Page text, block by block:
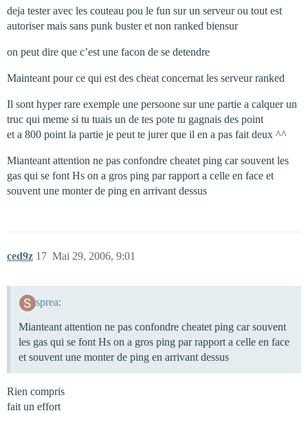
deja tester avec les couteau pou le fun sur un serveur ou tout est
autoriser mais sans punk buster et non ranked biensur
on peut dire que c’est une facon de se detendre
Mainteant pour ce qui est des cheat concernat les serveur ranked
Il sont hyper rare exemple une persoone sur une partie a calquer un
truc qui meme si tu tuais un de tes pote tu gagnais des point
et a 800 point la partie je peut te jurer que il en a pas fait deux ^^
Mianteant attention ne pas confondre cheatet ping car souvent les
gas qui se font Hs on a gros ping par rapport a celle en face et
souvent une monter de ping en arrivant dessus
ced9z Mai 29, 2006, 9:01
17
sprea:
Mianteant attention ne pas confondre cheatet ping car souvent
les gas qui se font Hs on a gros ping par rapport a celle en face
et souvent une monter de ping en arrivant dessus
Rien compris
fait un effort